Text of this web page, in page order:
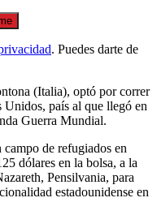
. Puedes darte de
(Italia), optó por correr
Unidos, país al que llegó en
Guerra Mundial.
campo de refugiados en
dólares en la bolsa, a la
Pensilvania, para
estadounidense en